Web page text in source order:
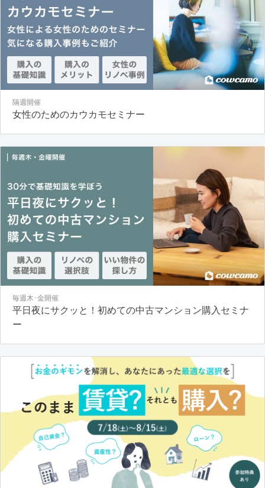
隔週開催
女性のためのカウカモセミナー
毎週木･金開催
平日夜にサクッと！初めての中古マンション購入セミナ
ー